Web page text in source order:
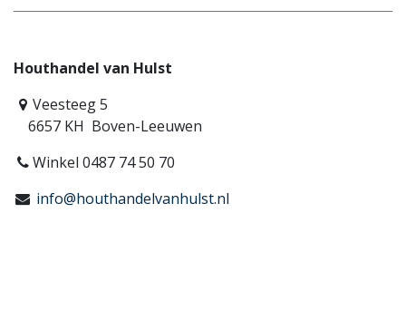
Houthandel van Hulst
Veesteeg 5
6657 KH Boven-Leeuwen
Winkel 0487 74 50 70
info@houthandelvanhulst.nl